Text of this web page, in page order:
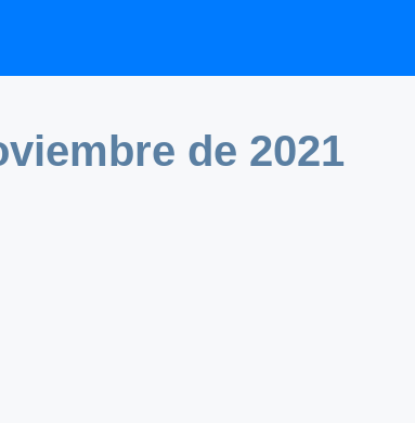
de 2021